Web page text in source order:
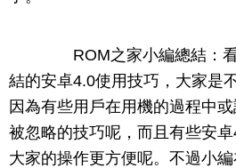
ROM之家小編總結：看
結的安卓4.0使用技巧，大家是
因為有些用戶在用機的過程中
被忽略的技巧呢，而且有些安
大家的操作更方便呢。不過小